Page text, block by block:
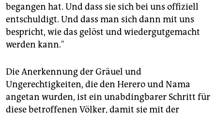
begangen hat. Und dass sie sich bei uns offiziell
entschuldigt. Und dass man sich dann mit uns
bespricht, wie das gelöst und wiedergutgemacht
werden kann."
Die Anerkennung der Gräuel und
Ungerechtigkeiten, die den Herero und Nama
angetan wurden, ist ein unabdingbarer Schritt für
diese betroffenen Völker, damit sie mit der